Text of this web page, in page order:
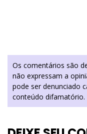
Os comentários são
não expressam a
pode ser denunciado
conteúdo difamatório.